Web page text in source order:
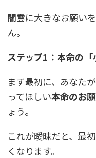
闇雲に大きなお願い
ん。
ステップ1：本命の
まず最初に、あなた
ってほしい本命のお
ょう。
これが曖昧だと、最
くなります。